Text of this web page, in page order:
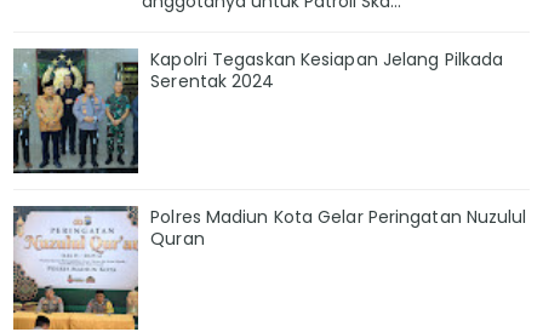
Kapolri Tegaskan Kesiapan Jelang Pilkada
Serentak 2024
Polres Madiun Kota Gelar Peringatan Nuzulul
Quran